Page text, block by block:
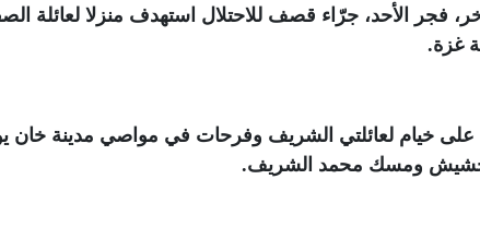
آخر، فجر الأحد، جرّاء قصف للاحتلال استهدف منزلا لعائلة
غزة.
على خيام لعائلتي الشريف وفرحات في مواصي مدينة خان
حشيش ومسك محمد الشريف.